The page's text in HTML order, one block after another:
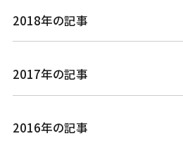
2018年の記事
2017年の記事
2016年の記事